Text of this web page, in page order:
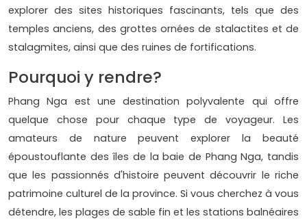
explorer des sites historiques fascinants, tels que des
temples anciens, des grottes ornées de stalactites et de
stalagmites, ainsi que des ruines de fortifications.
Pourquoi y rendre?
Phang Nga est une destination polyvalente qui offre
quelque chose pour chaque type de voyageur. Les
amateurs de nature peuvent explorer la beauté
époustouflante des îles de la baie de Phang Nga, tandis
que les passionnés d'histoire peuvent découvrir le riche
patrimoine culturel de la province. Si vous cherchez à vous
détendre, les plages de sable fin et les stations balnéaires